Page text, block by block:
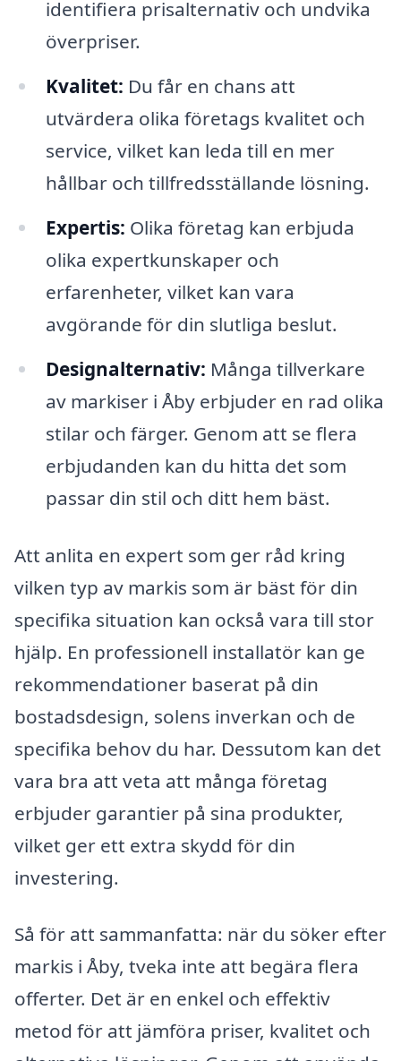
identifiera prisalternativ och undvika
överpriser.
Kvalitet: Du får en chans att
utvärdera olika företags kvalitet och
service, vilket kan leda till en mer
hållbar och tillfredsställande lösning.
Expertis: Olika företag kan erbjuda
olika expertkunskaper och
erfarenheter, vilket kan vara
avgörande för din slutliga beslut.
Designalternativ: Många tillverkare
av markiser i Åby erbjuder en rad olika
stilar och färger. Genom att se flera
erbjudanden kan du hitta det som
passar din stil och ditt hem bäst.
Att anlita en expert som ger råd kring
vilken typ av markis som är bäst för din
specifika situation kan också vara till stor
hjälp. En professionell installatör kan ge
rekommendationer baserat på din
bostadsdesign, solens inverkan och de
specifika behov du har. Dessutom kan det
vara bra att veta att många företag
erbjuder garantier på sina produkter,
vilket ger ett extra skydd för din
investering.
Så för att sammanfatta: när du söker efter
markis i Åby, tveka inte att begära flera
offerter. Det är en enkel och effektiv
metod för att jämföra priser, kvalitet och